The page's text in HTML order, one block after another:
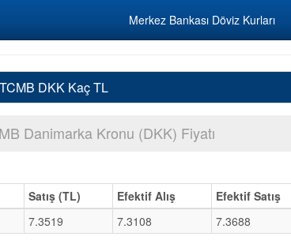
Merkez Bankası Döviz Kurları
DKK Kaç TL
Danimarka Kronu (DKK) Fiyatı
Satış (TL) Efektif Alış
Efektif Satış
7.3519 7.3108 7.3688